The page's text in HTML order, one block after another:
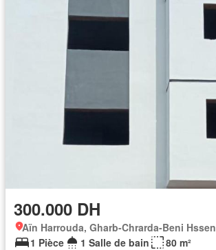
300.000 DH
Aïn Harrouda, Gharb-Chrarda-Beni Hssen
1 Pièce
1 Salle de bain 80 m²